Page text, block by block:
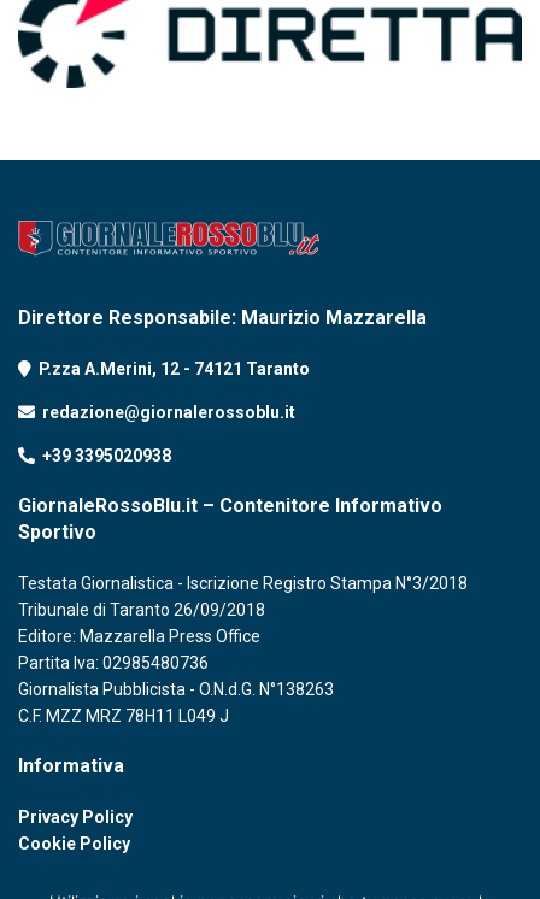
Direttore Responsabile: Maurizio Mazzarella
P.zza A.Merini, 12 - 74121 Taranto
redazione@giornalerossoblu.it
+39 3395020938
GiornaleRossoBlu.it – Contenitore Informativo
Sportivo
Testata Giornalistica - Iscrizione Registro Stampa N°3/2018
Tribunale di Taranto 26/09/2018
Editore: Mazzarella Press Office
Partita Iva: 02985480736
Giornalista Pubblicista - O.N.d.G. N°138263
C.F. MZZ MRZ 78H11 L049 J
Informativa
Privacy Policy
Cookie Policy